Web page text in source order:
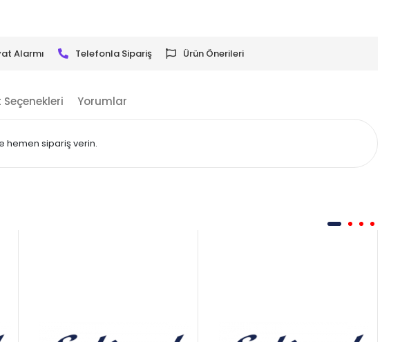
Alarmı Telefonla Sipariş Ürün Önerileri
Yorumlar
hemen sipariş verin.